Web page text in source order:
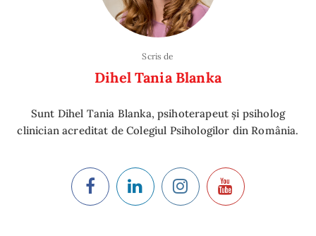
Scris de
Dihel Tania Blanka
Sunt Dihel Tania Blanka, psihoterapeut și psiholog
clinician acreditat de Colegiul Psihologilor din România.